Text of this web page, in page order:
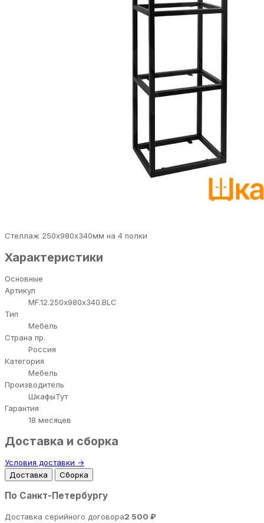
Стеллаж 250х980х340мм на 4 полки
Характеристики
Основные
Артикул
MF.12.250х980х340.BLC
Тип
Мебель
Страна пр.
Россия
Категория
Мебель
Производитель
ШкафыТут
Гарантия
18 месяцев
Доставка и сборка
Условия доставки →
Доставка
Сборка
По Санкт-Петербургу
Доставка серийного договора2 500 ₽